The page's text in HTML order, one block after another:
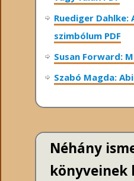
Ruediger
szimbólum PDF
Susan Forward:
Szabó Magda:
Néhány
könyveinek